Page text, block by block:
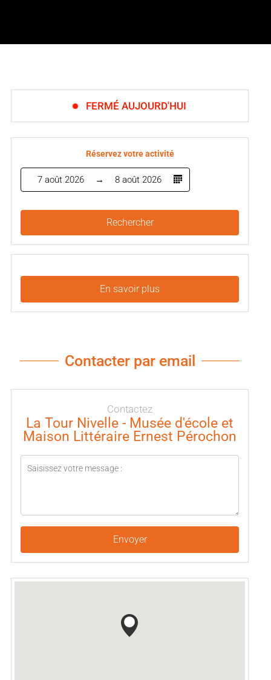
FERMÉ AUJOURD'HUI
Réservez votre activité
7 août 2026 8 août 2026
Rechercher
En savoir plus
Contacter par email
Contactez
La Tour Nivelle - Musée d'école et
Maison Littéraire Ernest Pérochon
Envoyer